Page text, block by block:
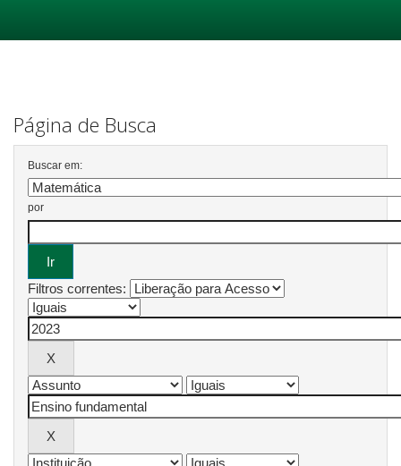
Página de Busca
Buscar em:
por
Filtros correntes: